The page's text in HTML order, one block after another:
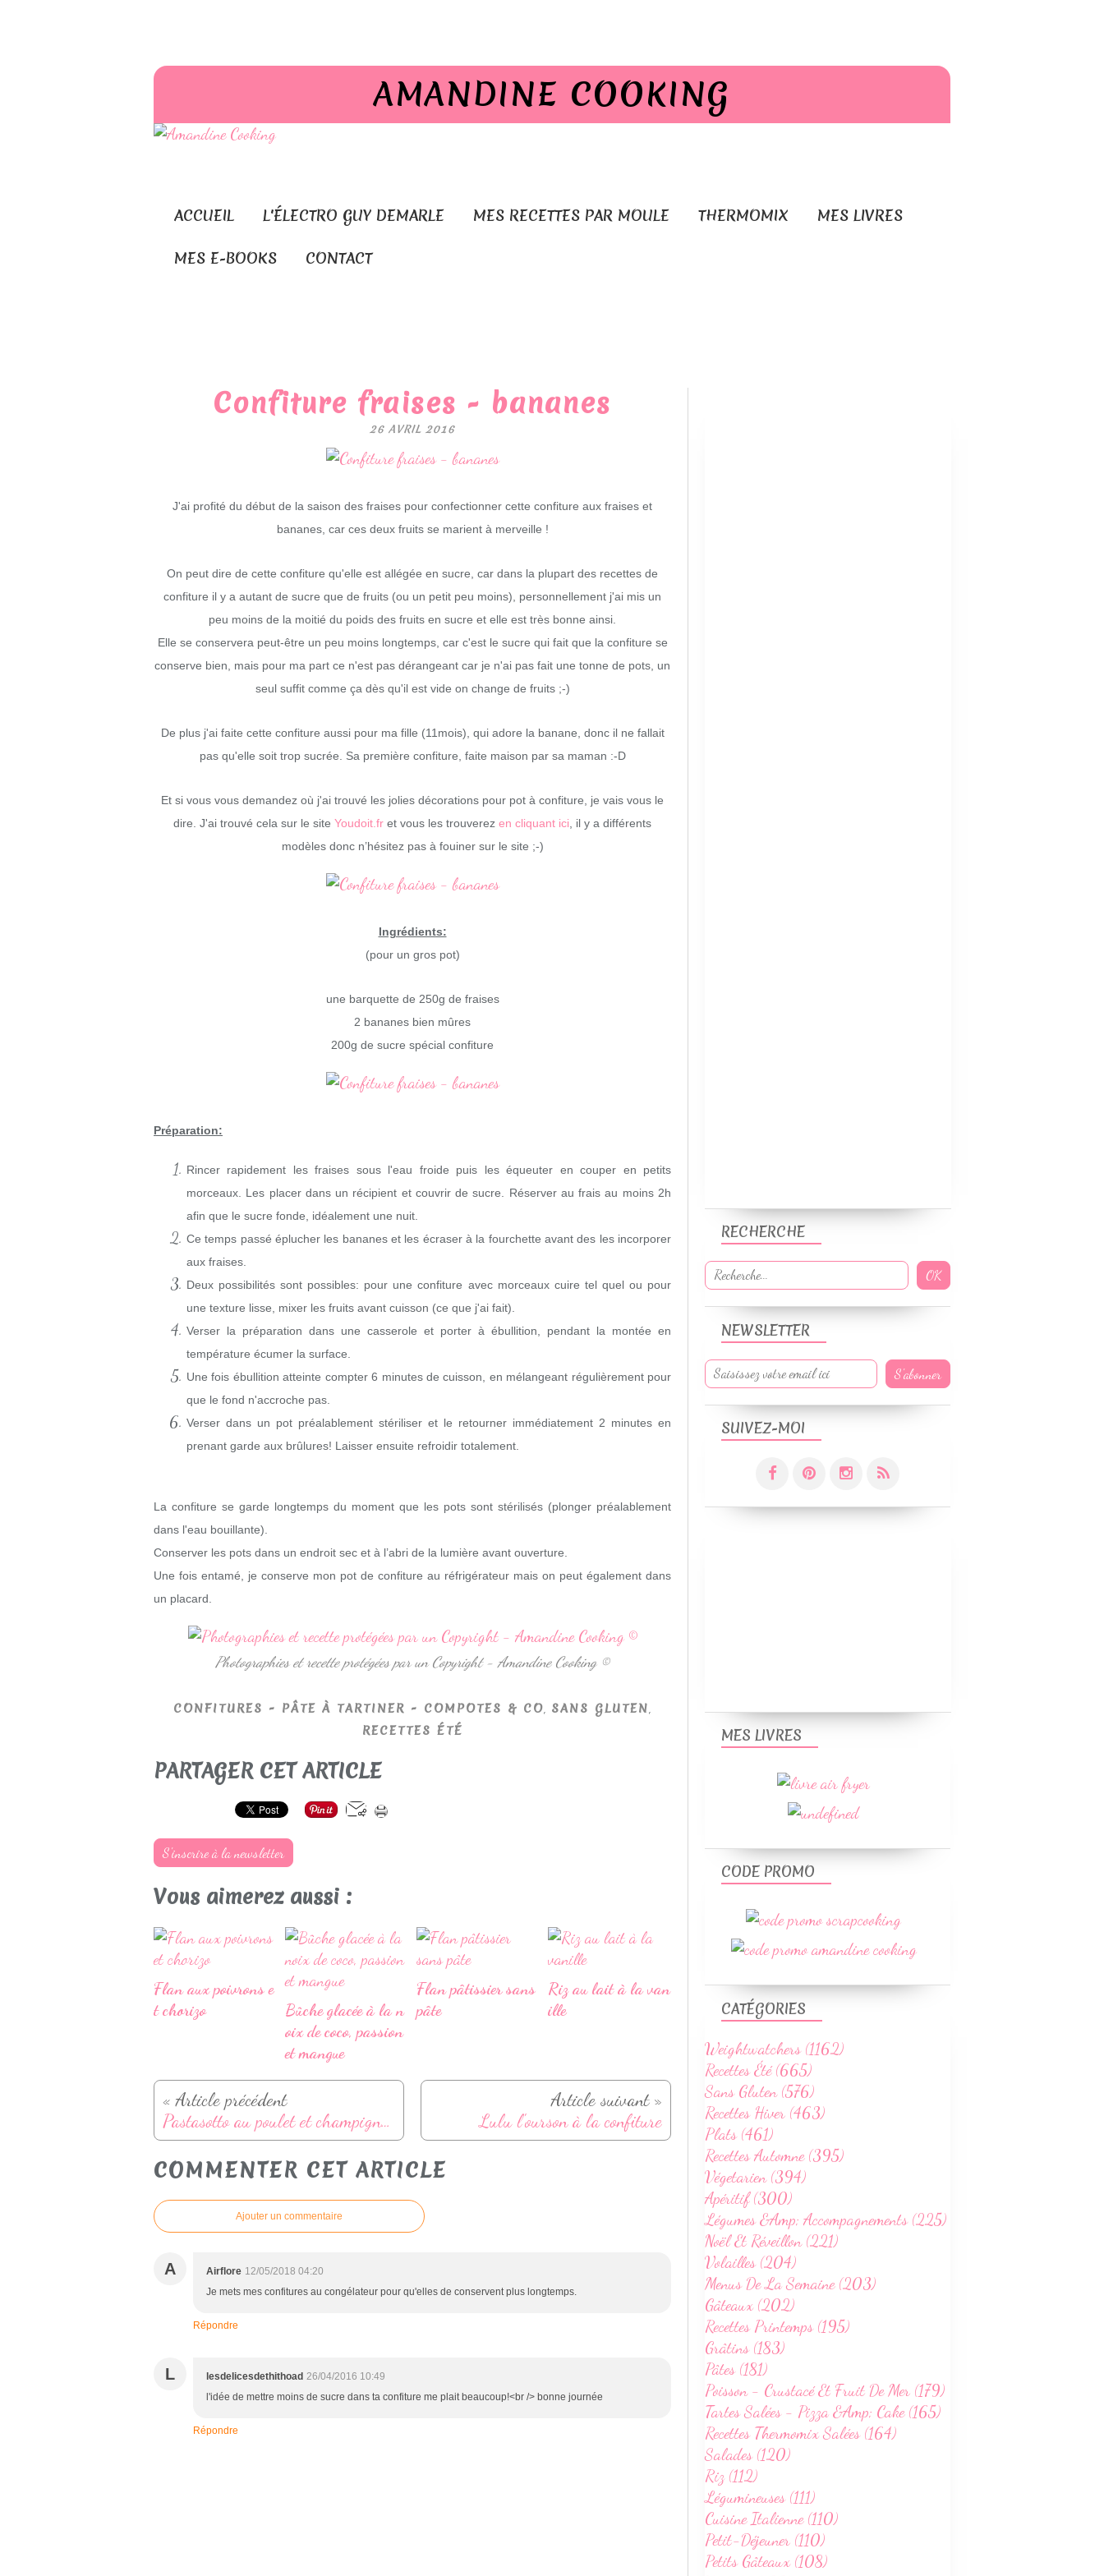
AMANDINE COOKING
ACCUEIL L'ÉLECTRO GUY DEMARLE MES RECETTES PAR MOULE THERMOMIX MES LIVRES
MES E-BOOKS CONTACT
Confiture fraises - bananes
26 AVRIL 2016
J'ai profité du début de la saison des fraises pour confectionner cette confiture aux fraises et
bananes, car ces deux fruits se marient à merveille !
On peut dire de cette confiture qu'elle est allégée en sucre, car dans la plupart des recettes de
confiture il y a autant de sucre que de fruits (ou un petit peu moins), personnellement j'ai mis un
peu moins de la moitié du poids des fruits en sucre et elle est très bonne ainsi.
Elle se conservera peut-être un peu moins longtemps, car c'est le sucre qui fait que la confiture se
conserve bien, mais pour ma part ce n'est pas dérangeant car je n'ai pas fait une tonne de pots, un
seul suffit comme ça dès qu'il est vide on change de fruits ;-)
De plus j'ai faite cette confiture aussi pour ma fille (11mois), qui adore la banane, donc il ne fallait
pas qu'elle soit trop sucrée. Sa première confiture, faite maison par sa maman :-D
Et si vous vous demandez où j'ai trouvé les jolies décorations pour pot à confiture, je vais vous le
dire. J'ai trouvé cela sur le site Youdoit.fr et vous les trouverez en cliquant ici , il y a différents
modèles donc n’hésitez pas à fouiner sur le site ;-)
Ingrédients:
(pour un gros pot)
une barquette de 250g de fraises
2 bananes bien mûres
200g de sucre spécial confiture
Préparation:
Rincer rapidement les fraises sous l'eau froide puis les équeuter en couper en petits
morceaux. Les placer dans un récipient et couvrir de sucre. Réserver au frais au moins 2h
afin que le sucre fonde, idéalement une nuit.
Ce temps passé éplucher les bananes et les écraser à la fourchette avant des les incorporer
aux fraises.
Deux possibilités sont possibles: pour une confiture avec morceaux cuire tel quel ou pour
une texture lisse, mixer les fruits avant cuisson (ce que j'ai fait).
Verser la préparation dans une casserole et porter à ébullition, pendant la montée en
température écumer la surface.
Une fois ébullition atteinte compter 6 minutes de cuisson, en mélangeant régulièrement pour
que le fond n'accroche pas.
Verser dans un pot préalablement stériliser et le retourner immédiatement 2 minutes en
prenant garde aux brûlures! Laisser ensuite refroidir totalement.
La confiture se garde longtemps du moment que les pots sont stérilisés (plonger préalablement
dans l'eau bouillante).
Conserver les pots dans un endroit sec et à l’abri de la lumière avant ouverture.
Une fois entamé, je conserve mon pot de confiture au réfrigérateur mais on peut également dans
un placard.
Photographies et recette protégées par un Copyright - Amandine Cooking ©
CONFITURES - PÂTE À TARTINER - COMPOTES & CO, SANS GLUTEN,
RECETTES ÉTÉ
PARTAGER CET ARTICLE
S'inscrire à la newsletter
Vous aimerez aussi :
Flan aux poivrons e
t chorizo
Bûche glacée à la n
oix de coco, passion
et mangue
Flan pâtissier sans
pâte
Riz au lait à la van
ille
« Article précédent
Pastasotto au poulet et champignons
Article suivant »
Lulu l'ourson à la confiture
COMMENTER CET ARTICLE
Ajouter un commentaire
A Airflore 12/05/2018 04:20
Je mets mes confitures au congélateur pour qu'elles de conservent plus longtemps.
Répondre
L lesdelicesdethithoad 26/04/2016 10:49
l'idée de mettre moins de sucre dans ta confiture me plait beaucoup!<br /> bonne journée
Répondre
NEWSLETTER
SUIVEZ-MOI
RECHERCHE
CATÉGORIES
Weightwatchers (1162)
Recettes Été (665)
Sans Gluten (576)
Recettes Hiver (463)
Plats (461)
Recettes Automne (395)
Végetarien (394)
Apéritif (300)
Légumes &Amp; Accompagnements (225)
Noël Et Réveillon (221)
Volailles (204)
Menus De La Semaine (203)
Gâteaux (202)
Recettes Printemps (195)
Grâtins (183)
Pâtes (181)
Poisson - Crustacé Et Fruit De Mer (179)
Tartes Salées - Pizza &Amp; Cake (165)
Recettes Thermomix Salées (164)
Salades (120)
Riz (112)
Légumineuses (111)
Cuisine Italienne (110)
Petit-Déjeuner (110)
Petits Gâteaux (108)
MES LIVRES
CODE PROMO